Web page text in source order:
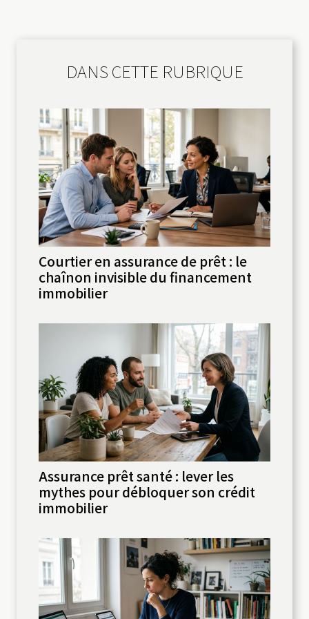
DANS CETTE RUBRIQUE
Courtier en assurance de prêt : le
chaînon invisible du financement
immobilier
Assurance prêt santé : lever les
mythes pour débloquer son crédit
immobilier